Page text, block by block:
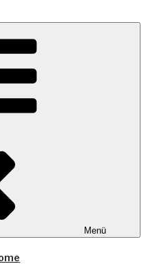
ist
Menü